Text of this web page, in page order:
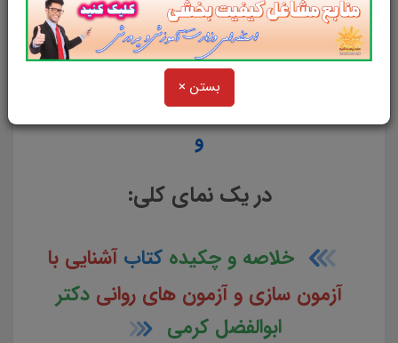
بستن ×
از دیگر منابع آزمون استخدامی وزارت
آموزش و پرورش در سایت پرتو
یادگیری دیدن فرمایید.
و
در یک نمای کلی:
خلاصه و چکیده کتابآشنایی با
آزمون سازی و آزمون های روانی دکتر
ابوالفضل کرمی